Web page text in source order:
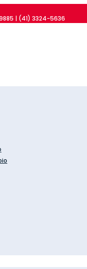
| (41) 3324-5636